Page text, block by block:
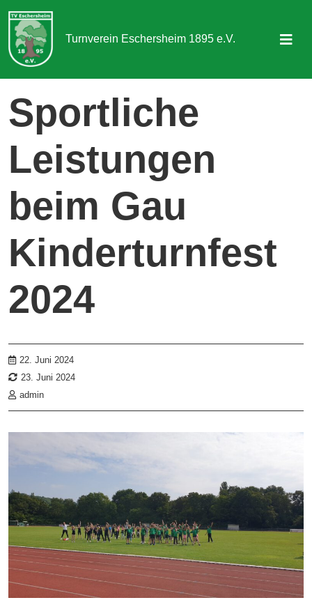
Turnverein Eschersheim 1895 e.V.
Abteilungen
Aktuelles & Termine
Kontakt
Mitgliedschaft
Sportliche
Leistungen
beim Gau
Kinderturnfest
2024
22. Juni 2024
23. Juni 2024
admin